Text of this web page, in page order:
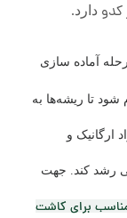
دارد.
آماده سازی
تا ریشه‌ها به
ارگانیک و
رشد کند. جهت
برای کاشت